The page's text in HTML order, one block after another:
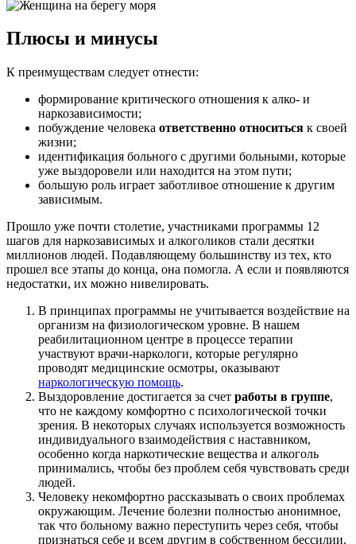
Плюсы и минусы
К преимуществам следует отнести:
формирование критического отношения к алко- и
наркозависимости;
побуждение человека ответственно относиться к своей
жизни;
идентификация больного с другими больными, которые
уже выздоровели или находится на этом пути;
большую роль играет заботливое отношение к другим
зависимым.
Прошло уже почти столетие, участниками программы 12
шагов для наркозависимых и алкоголиков стали десятки
миллионов людей. Подавляющему большинству из тех, кто
прошел все этапы до конца, она помогла. А если и появляются
недостатки, их можно нивелировать.
В принципах программы не учитывается воздействие на
организм на физиологическом уровне. В нашем
реабилитационном центре в процессе терапии
участвуют врачи-наркологи, которые регулярно
проводят медицинские осмотры, оказывают
наркологическую помощь.
Выздоровление достигается за счет работы в группе,
что не каждому комфортно с психологической точки
зрения. В некоторых случаях используется возможность
индивидуального взаимодействия с наставником,
особенно когда наркотические вещества и алкоголь
принимались, чтобы без проблем себя чувствовать среди
людей.
Человеку некомфортно рассказывать о своих проблемах
окружающим. Лечение болезни полностью анонимное,
так что больному важно переступить через себя, чтобы
признаться себе и всем другим в собственном бессилии.